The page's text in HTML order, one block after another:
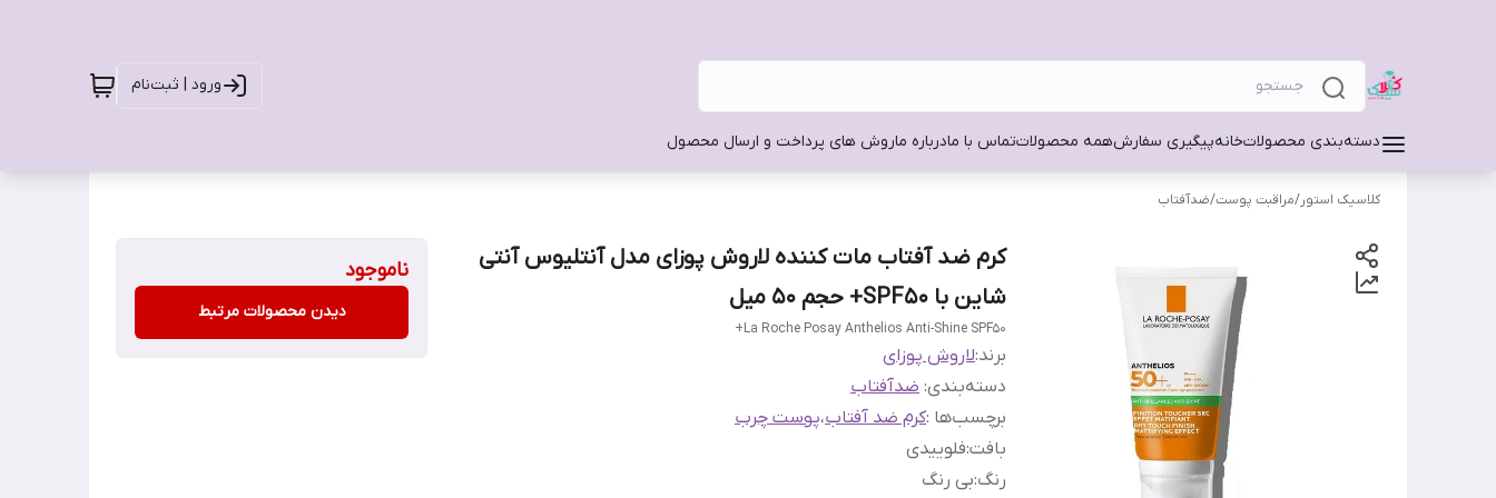
ورود | ثبت‌نام
دسته‌بندی محصولاتخانهپیگیری سفارشهمه محصولاتتماس با مادرباره ماروش های پرداخت و ارسال محصول
کلاسیک استور/مراقبت پوست/ضدآفتاب
کرم ضد آفتاب مات کننده لاروش پوزای مدل آنتلیوس آنتی
شاین با SPF50+ حجم 50 میل
La Roche Posay Anthelios Anti-Shine SPF50+
برند:لاروش پوزای
دسته‌بندی: ضدآفتاب
برچسب‌ها :کرم ضد آفتاب،پوست چرب
بافت:فلوییدی
رنگ:بی رنگ
ناموجود
دیدن محصولات مرتبط